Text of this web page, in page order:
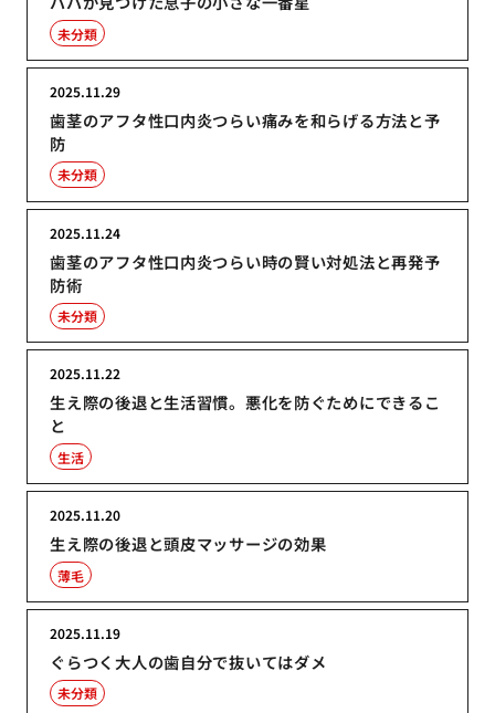
未分類
歯茎のアフタ性口内炎つらい痛みを和らげる方法と予
防
2025.11.29
未分類
歯茎のアフタ性口内炎つらい時の賢い対処法と再発予
防術
2025.11.24
未分類
生え際の後退と生活習慣。悪化を防ぐためにできるこ
と
2025.11.22
生活
生え際の後退と頭皮マッサージの効果
2025.11.20
薄毛
ぐらつく大人の歯自分で抜いてはダメ
2025.11.19
未分類